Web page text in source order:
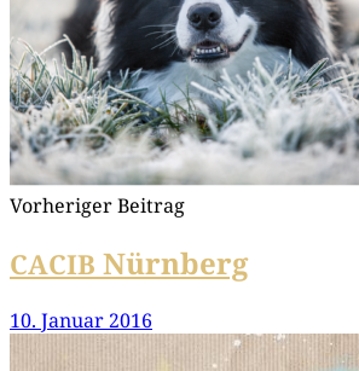
Vorheriger Beitrag
CACIB Nürnberg
10. Januar 2016